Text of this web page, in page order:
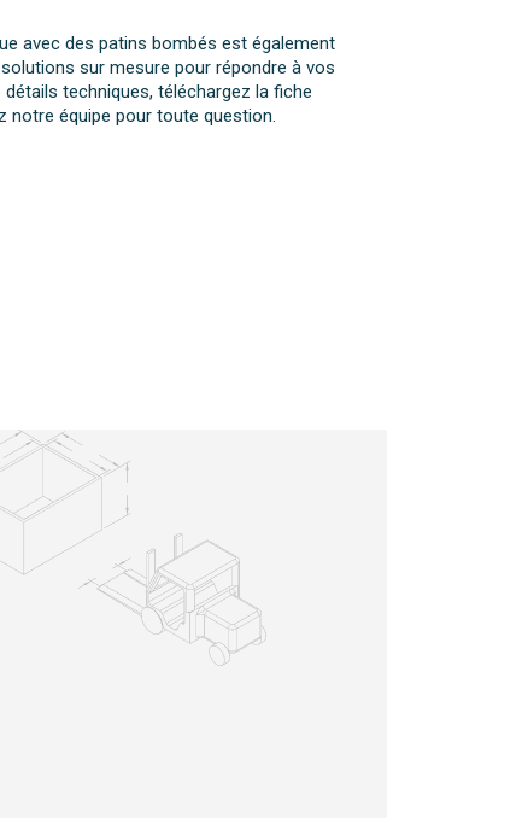
avec des patins bombés est également
sur mesure pour répondre à vos
techniques, téléchargez la fiche
équipe pour toute question.